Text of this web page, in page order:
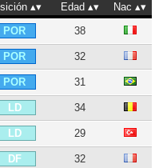
Edad
Nac
POR 38
POR 32
POR 31
LD 34
LD 29
DF 32